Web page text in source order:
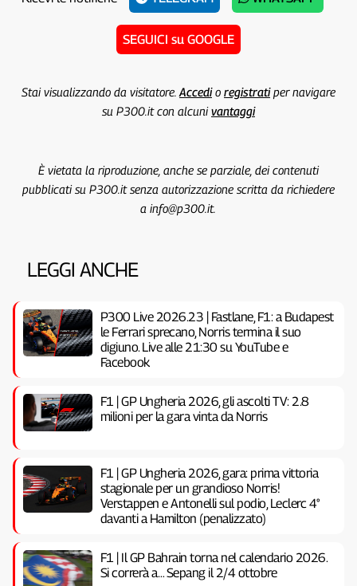
SEGUICI su GOOGLE
Stai visualizzando da visitatore. Accedio registratiper navigare
su P300.it con alcunivantaggi
È vietata la riproduzione, anche se parziale, dei contenuti
pubblicati su P300.it senza autorizzazione scritta da richiedere
a info@p300.it.
LEGGI ANCHE
P300 Live 2026.23 | Fastlane, F1: a Budapest
le Ferrari sprecano, Norris termina il suo
digiuno. Live alle 21:30 su YouTube e
Facebook
F1 | GP Ungheria 2026, gli ascolti TV: 2.8
milioni per la gara vinta da Norris
F1 | GP Ungheria 2026, gara: prima vittoria
stagionale per un grandioso Norris!
Verstappen e Antonelli sul podio, Leclerc 4°
davanti a Hamilton (penalizzato)
F1 | Il GP Bahrain torna nel calendario 2026.
Si correrà a… Sepang il 2/4 ottobre